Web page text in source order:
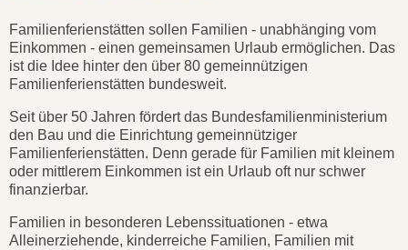
Familienferienstätten sollen Familien - unabhänging vom
Einkommen - einen gemeinsamen Urlaub ermöglichen. Das
ist die Idee hinter den über 80 gemeinnützigen
Familienferienstätten bundesweit.
Seit über 50 Jahren fördert das Bundesfamilienministerium
den Bau und die Einrichtung gemeinnütziger
Familienferienstätten. Denn gerade für Familien mit kleinem
oder mittlerem Einkommen ist ein Urlaub oft nur schwer
finanzierbar.
Familien in besonderen Lebenssituationen - etwa
Alleinerziehende, kinderreiche Familien, Familien mit